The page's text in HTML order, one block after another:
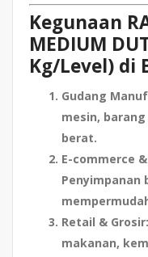
Kegunaan
MEDIUM
Kg/Level) di
Gudang
mesin,
berat.
E-commerce
Retail & Grosir
makanan,